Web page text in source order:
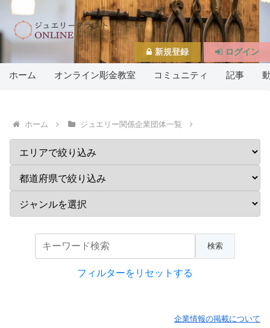
ホーム オンライン彫金教室 コミュニティ 記事
ホーム ジュエリー関係企業団体一覧
フィルターをリセットする
企業情報の掲載について
新規登録 ログイン